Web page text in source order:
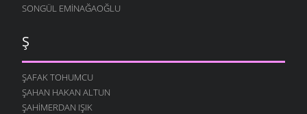
SONGÜL EMINAĞAOĞLU
Ş
ŞAFAK TOHUMCU
ŞAHAN HAKAN ALTUN
ŞAHIMERDAN IŞIK